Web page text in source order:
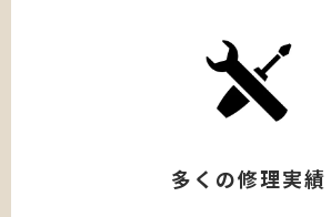
多くの修理実績